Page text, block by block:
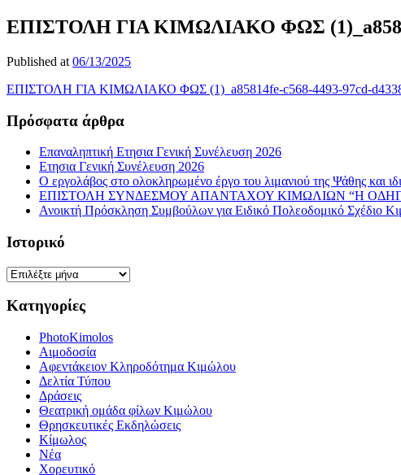
ΕΠΙΣΤΟΛΗ ΓΙΑ ΚΙΜΩΛΙΑΚΟ ΦΩΣ
Published at 06/13/2025
ΕΠΙΣΤΟΛΗ ΓΙΑ ΚΙΜΩΛΙΑΚΟ ΦΩΣ (1)_a85814fe-c568-4493-97cd-
Πρόσφατα άρθρα
Επαναληπτική Ετησια Γενική Συνέλευση 2026
Ετησια Γενική Συνέλευση 2026
Ο εργολάβος στο ολοκληρωμένο έργο του λιμανιού της Ψάθης και
ΕΠΙΣΤΟΛΗ ΣΥΝΔΕΣΜΟΥ ΑΠΑΝΤΑΧΟΥ ΚΙΜΩΛΙΩΝ “Η
Ανοικτή Πρόσκληση Συμβούλων για Ειδικό Πολεοδομικό Σχέδιο
Ιστορικό
Ιστορικό
Κατηγορίες
PhotoKimolos
Αιμοδοσία
Αφεντάκειον Κληροδότημα Κιμώλου
Δελτία Τύπου
Δράσεις
Θεατρική ομάδα φίλων Κιμώλου
Θρησκευτικές Εκδηλώσεις
Κίμωλος
Νέα
Χορευτικό